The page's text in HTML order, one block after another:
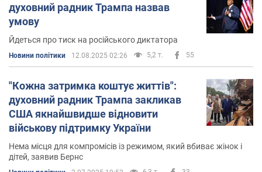
духовний радник Трампа назвав
умову
Йдеться про тиск на російського диктатора
Новини політики 12.08.2025 02:26 5,2 т. 55
"Кожна затримка коштує життів":
духовний радник Трампа закликав
США якнайшвидше відновити
військову підтримку України
Нема місця для компромісів із режимом, який вбиває жінок і
дітей, заявив Бернс